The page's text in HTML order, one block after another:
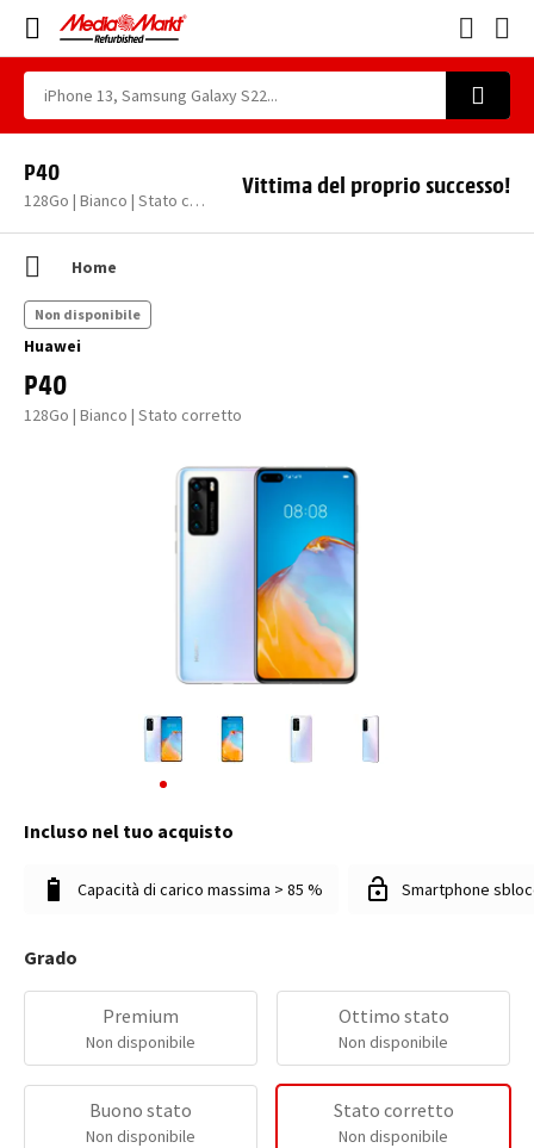
P40
128Go | Bianco | Stato corretto
Vittima del proprio successo!
Home
Huawei
P40
128Go | Bianco | Stato corretto
Non disponibile
Incluso nel tuo acquisto
Capacità di carico massima > 85 % Smartphone
Grado
Premium
Non disponibile
Ottimo stato
Non disponibile
Buono stato
Non disponibile
Stato corretto
Non disponibile